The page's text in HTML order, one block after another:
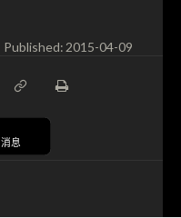
Published:2015-04-09
息